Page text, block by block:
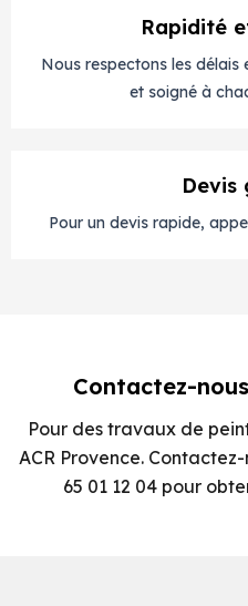
Rapidité
Nous respectons les
et soigné à
Pour un devis rapide,
Contactez-
Pour des travaux de
ACR Provence.
65 01 12 04 pour